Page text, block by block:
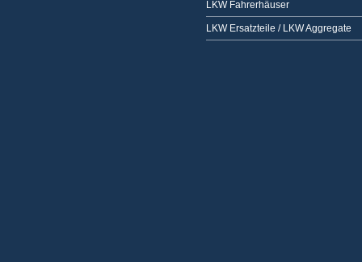
LKW Fahrerhäuser
LKW Ersatzteile / LKW Aggregate